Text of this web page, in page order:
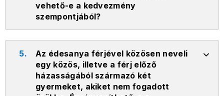
vehető-e a kedvezmény
szempontjából?
5.
Az édesanya férjével közösen neveli
egy közös, illetve a férj előző
házasságából származó két
gyermeket, akiket nem fogadott